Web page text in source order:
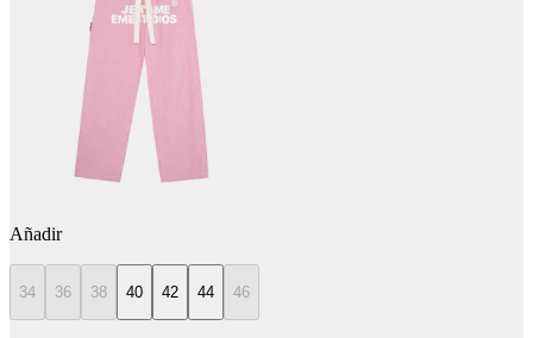
Añadir
34 36 38 40 42 44 46